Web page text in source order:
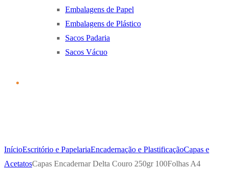
Embalagens de Papel
Embalagens de Plástico
Sacos Padaria
Sacos Vácuo
InícioEscritório e PapelariaEncadernação e PlastificaçãoCapas e
AcetatosCapas Encadernar Delta Couro 250gr 100Folhas A4